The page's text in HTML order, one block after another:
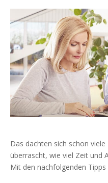
Das dachten sich schon
überrascht, wie viel Zeit und
Mit den nachfolgenden